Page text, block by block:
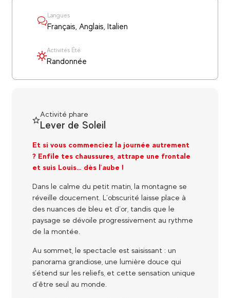
Langues
Français, Anglais, Italien
Activités Été
Randonnée
Activité phare
Lever de Soleil
Et si vous commenciez la journée autrement
? Enfile tes chaussures, attrape une frontale
et suis Louis… dès l’aube !
Dans le calme du petit matin, la montagne se
réveille doucement. L’obscurité laisse place à
des nuances de bleu et d’or, tandis que le
paysage se dévoile progressivement au rythme
de la montée.
Au sommet, le spectacle est saisissant : un
panorama grandiose, une lumière douce qui
s’étend sur les reliefs, et cette sensation unique
d’être seul au monde.